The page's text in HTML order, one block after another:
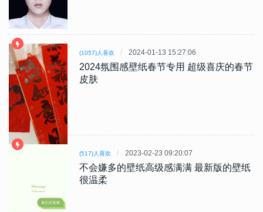
(1057)人喜欢 2024-01-13 15:27:06
2024氛围感壁纸春节专用 超级喜庆的春节
皮肤
(517)人喜欢 2023-02-23 09:20:07
不会嫌多的壁纸高级感满满 最新版的壁纸
很温柔